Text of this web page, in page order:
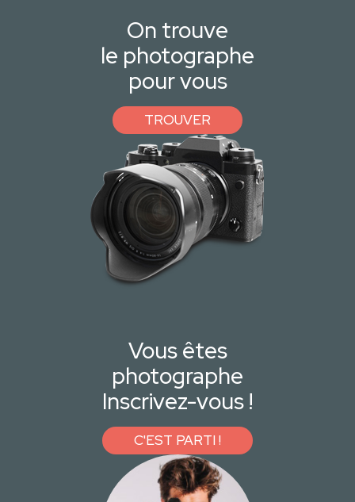
On trouve
le photographe
pour vous
TROUVER
Vous êtes
photographe
Inscrivez-vous !
C'EST PARTI !